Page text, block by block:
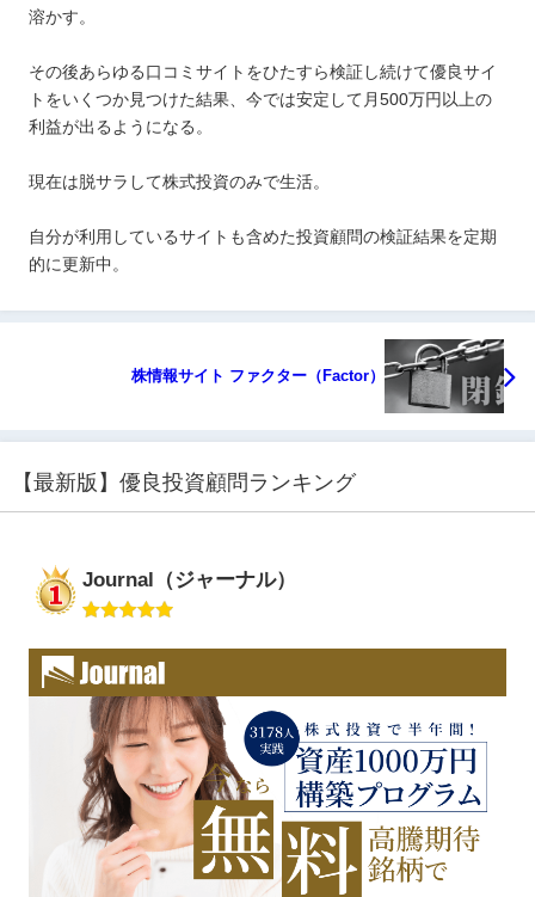
溶かす。
その後あらゆる口コミサイトをひたすら検証し続けて優良サイ
トをいくつか見つけた結果、今では安定して月500万円以上の
利益が出るようになる。
現在は脱サラして株式投資のみで生活。
自分が利用しているサイトも含めた投資顧問の検証結果を定期
的に更新中。
株情報サイト ファクター（Factor）
【最新版】優良投資顧問ランキング
Journal（ジャーナル）